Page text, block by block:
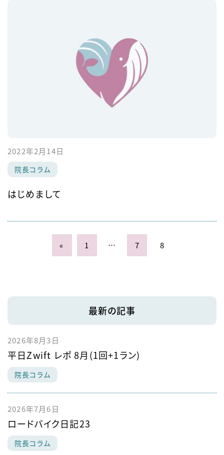
2022年2月14日
院長コラム
はじめまして
« 1 … 7 8
最新の記事
2026年8月3日
平日Zwift レポ 8月(1回+1ラン)
院長コラム
2026年7月6日
ロードバイク日記23
院長コラム